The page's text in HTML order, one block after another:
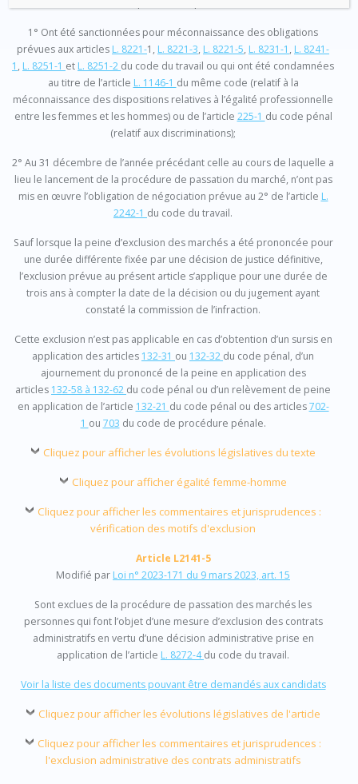
1° Ont été sanctionnées pour méconnaissance des obligations
prévues aux articles L. 8221-1, L. 8221-3, L. 8221-5, L. 8231-1 , L. 8241-
1 , L. 8251-1 et L. 8251-2 du code du travail ou qui ont été condamnées
au titre de l’article L. 1146-1 du même code (relatif à la
méconnaissance des dispositions relatives à l’égalité professionnelle
entre les femmes et les hommes) ou de l’article 225-1 du code pénal
(relatif aux discriminations);
2° Au 31 décembre de l’année précédant celle au cours de laquelle a
lieu le lancement de la procédure de passation du marché, n’ont pas
mis en œuvre l’obligation de négociation prévue au 2° de l’article L.
2242-1 du code du travail.
Sauf lorsque la peine d’exclusion des marchés a été prononcée pour
une durée différente fixée par une décision de justice définitive,
l’exclusion prévue au présent article s’applique pour une durée de
trois ans à compter la date de la décision ou du jugement ayant
constaté la commission de l’infraction.
Cette exclusion n’est pas applicable en cas d’obtention d’un sursis en
application des articles 132-31 ou 132-32 du code pénal, d’un
ajournement du prononcé de la peine en application des
articles 132-58 à 132-62 du code pénal ou d’un relèvement de peine
en application de l’article 132-21 du code pénal ou des articles702-
1 ou 703 du code de procédure pénale.
Cliquez pour afficher les évolutions législatives du texte
Cliquez pour afficher égalité femme-homme
Cliquez pour afficher les commentaires et jurisprudences :
vérification des motifs d'exclusion
Article L2141-5
Modifié par Loi n° 2023-171 du 9 mars 2023, art. 15
Sont exclues de la procédure de passation des marchés les
personnes qui font l’objet d’une mesure d’exclusion des contrats
administratifs en vertu d’une décision administrative prise en
application de l’article L. 8272-4du code du travail.
Voir la liste des documents pouvant être demandés aux candidats
Cliquez pour afficher les évolutions législatives de l'article
Cliquez pour afficher les commentaires et jurisprudences :
l'exclusion administrative des contrats administratifs